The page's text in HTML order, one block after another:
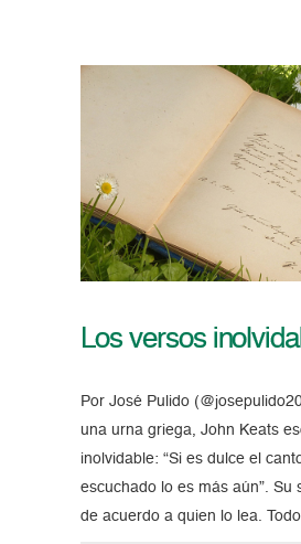
Los versos
Por José Pulido
una urna griega, John Keats
inolvidable: “Si es dulce el
escuchado lo es más aún”. Su
de acuerdo a quien lo lea.